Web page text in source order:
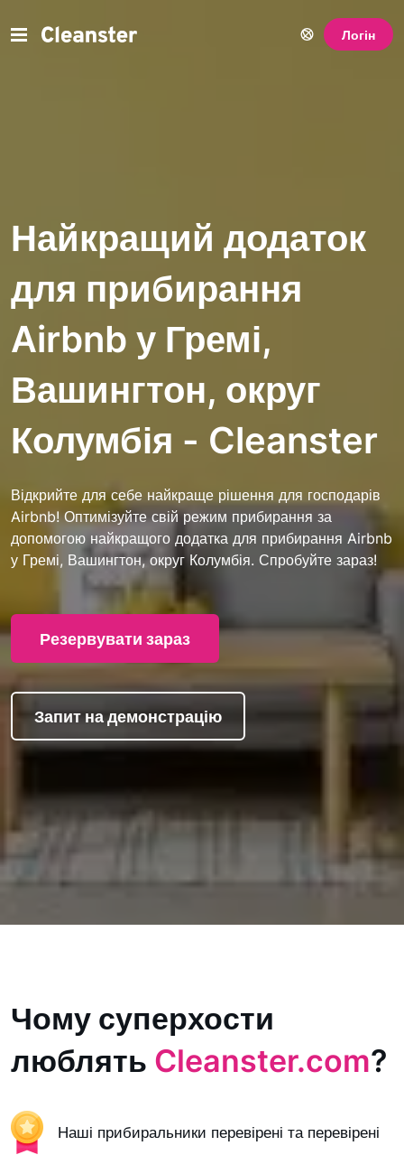
Логін
Найкращий додаток
для прибирання
Airbnb у Гремі,
Вашингтон, округ
Колумбія - Cleanster
Відкрийте для себе найкраще рішення для господарів
Airbnb! Оптимізуйте свій режим прибирання за
допомогою найкращого додатка для прибирання Airbnb
у Гремі, Вашингтон, округ Колумбія. Спробуйте зараз!
Резервувати зараз
Запит на демонстрацію
Чому суперхости
люблять Cleanster.com?
Наші прибиральники перевірені та перевірені